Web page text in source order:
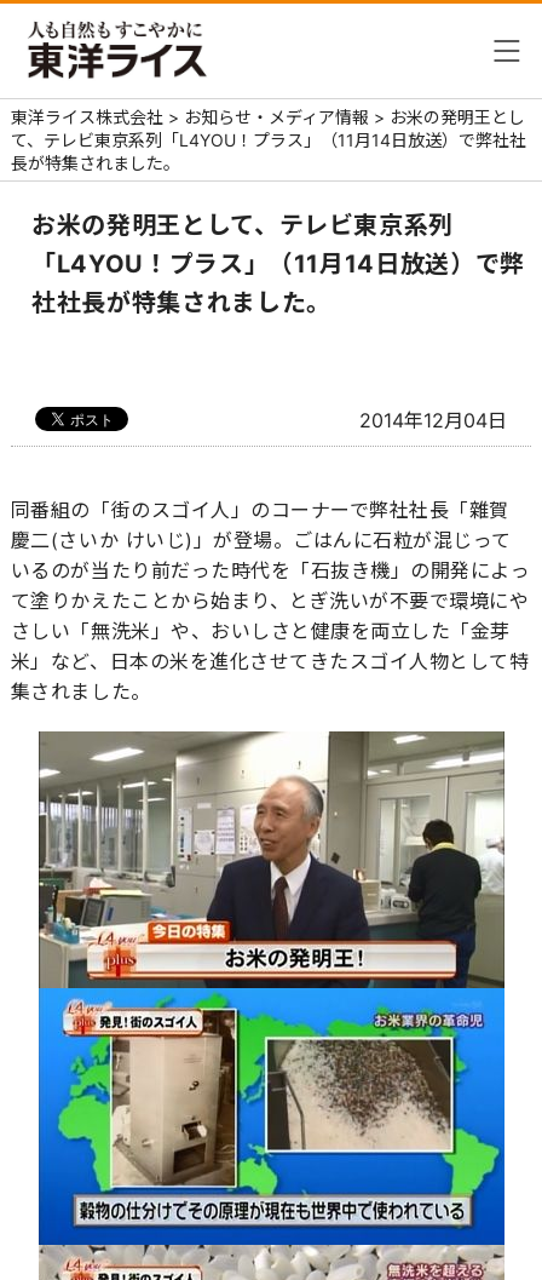
東洋ライス株式会社 > お知らせ・メディア情報 > お米の発明王とし
て、テレビ東京系列「L4YOU！プラス」（11月14日放送）で弊社社
長が特集されました。
お米の発明王として、テレビ東京系列
「L4YOU！プラス」（11月14日放送）で弊
社社長が特集されました。
2014年12月04日
同番組の「街のスゴイ人」のコーナーで弊社社長「雜賀
慶二(さいか けいじ)」が登場。ごはんに石粒が混じって
いるのが当たり前だった時代を「石抜き機」の開発によっ
て塗りかえたことから始まり、とぎ洗いが不要で環境にや
さしい「無洗米」や、おいしさと健康を両立した「金芽
米」など、日本の米を進化させてきたスゴイ人物として特
集されました。